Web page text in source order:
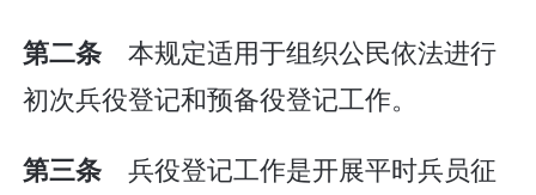
第二条本规定适用于组织公民依法进行
初次兵役登记和预备役登记工作。
第三条兵役登记工作是开展平时兵员征